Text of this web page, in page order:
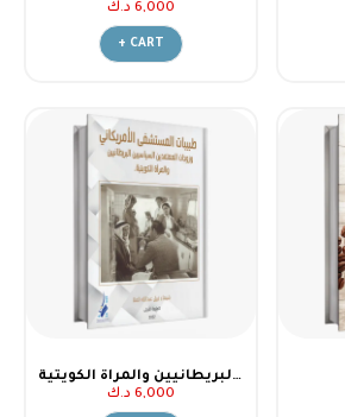
6,000 د.ك
+ CART
طبيبات المستشفى الأمريكاني وزوجات المعتمدين السياسيين البريطانيين والمرأة الكويتية
6,000 د.ك